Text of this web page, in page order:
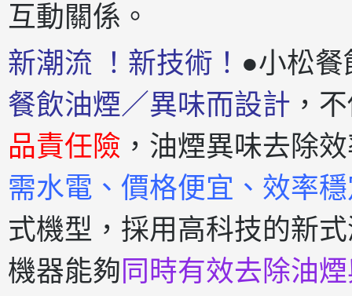
互動關係。
新潮流 ！新技術！ ●小松餐
餐飲油煙／異味而設計 ，
品責任險 ，油煙異味去除
需水電、價格便宜、效率
式機型，採用高科技的新
機器能夠同時有效去除油